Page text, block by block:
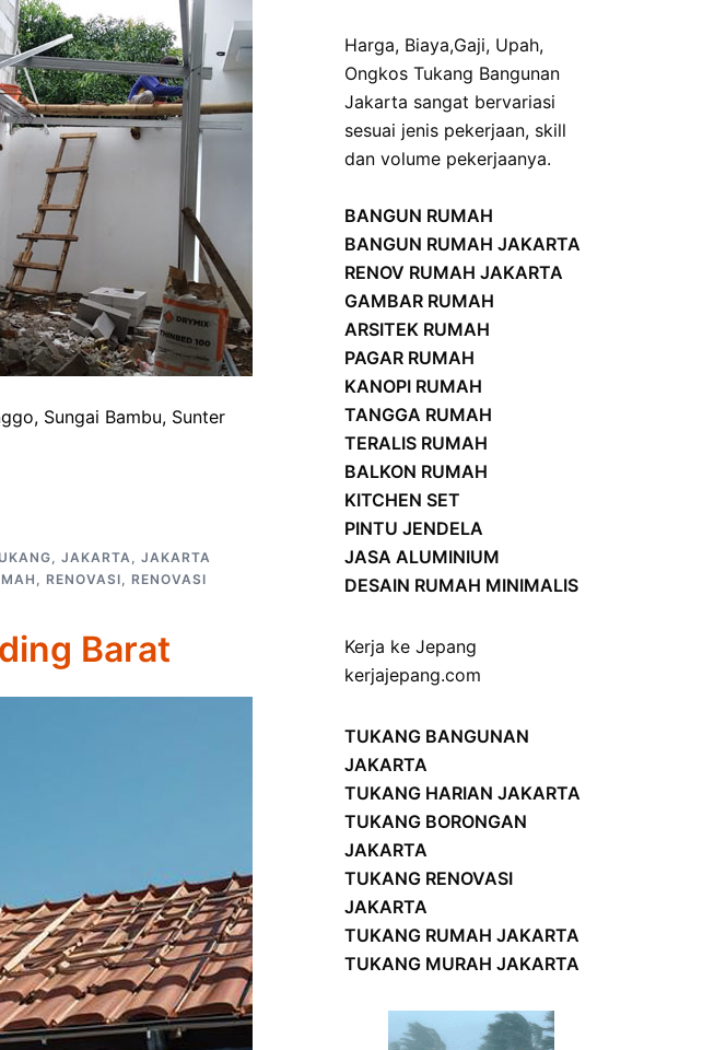
Sungai Bambu, Sunter
, JAKARTA, JAKARTA
, RENOVASI, RENOVASI
Barat
Harga, Biaya,Gaji, Upah,
OngkosTukang Bangunan
Jakarta sangat bervariasi
sesuai jenis pekerjaan, skill
dan volume pekerjaanya.
BANGUN RUMAH
BANGUN RUMAH JAKARTA
RENOV RUMAH JAKARTA
GAMBAR RUMAH
ARSITEK RUMAH
PAGAR RUMAH
KANOPI RUMAH
TANGGA RUMAH
TERALIS RUMAH
BALKON RUMAH
KITCHEN SET
PINTU JENDELA
JASA ALUMINIUM
DESAIN RUMAH MINIMALIS
Kerja ke Jepang
kerjajepang.com
TUKANG BANGUNAN
JAKARTA
TUKANG HARIAN JAKARTA
TUKANG BORONGAN
JAKARTA
TUKANG RENOVASI
JAKARTA
TUKANG RUMAH JAKARTA
TUKANG MURAH JAKARTA